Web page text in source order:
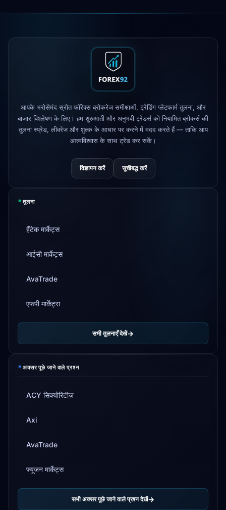
FP Markets — नए ज़ीरो-कमीशन खाते
नियामक लाइसेंस खो दिया
Tickmillनिकासी गति अब 24 घंटे 4d
आपके भरोसेमंद स्रोत फॉरेक्स ब्रोकरेज समीक्षाओं, ट्रेडिंग प्लेटफार्म तुलना, और
बाजार विश्लेषण के लिए। हम शुरुआती और अनुभवी ट्रेडर्स को नियामित ब्रोकर्स की
तुलना स्प्रेड, लीवरेज और शुल्क के आधार पर करने में मदद करते हैं — ताकि आप
आत्मविश्वास के साथ ट्रेड कर सकें।
विज्ञापन करें सूचीबद्ध करें
*तुलना
हैंटेक मार्केट्स
आईसी मार्केट्स
AvaTrade
एफपी मार्केट्स
सभी तुलनाएँ देखें
*अक्सर पूछे जाने वाले प्रश्न
ACY सिक्योरिटीज़
Axi
AvaTrade
फ्यूजन मार्केट्स
सभी अक्सर पूछे जाने वाले प्रश्न देखें